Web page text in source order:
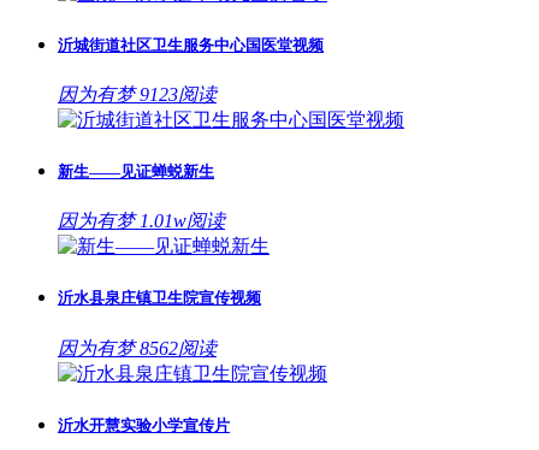
沂城街道社区卫生服务中心国医堂视频
因为有梦 9123阅读
新生——见证蝉蜕新生
因为有梦 1.01w阅读
沂水县泉庄镇卫生院宣传视频
因为有梦 8562阅读
沂水开慧实验小学宣传片